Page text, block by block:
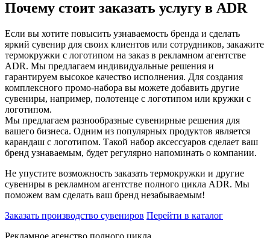
Почему стоит заказать услугу в ADR
Если вы хотите повысить узнаваемость бренда и сделать
яркий сувенир для своих клиентов или сотрудников, закажите
термокружки с логотипом на заказ в рекламном агентстве
ADR. Мы предлагаем индивидуальные решения и
гарантируем высокое качество исполнения. Для создания
комплексного промо-набора вы можете добавить другие
сувениры, например, полотенце с логотипом или кружки с
логотипом.
Мы предлагаем разнообразные сувенирные решения для
вашего бизнеса. Одним из популярных продуктов является
карандаш с логотипом. Такой набор аксессуаров сделает ваш
бренд узнаваемым, будет регулярно напоминать о компании.
Не упустите возможность заказать термокружки и другие
сувениры в рекламном агентстве полного цикла ADR. Мы
поможем вам сделать ваш бренд незабываемым!
Заказать производство сувениров Перейти в каталог
Рекламное агенство полного цикла